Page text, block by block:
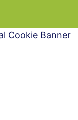
Cookie Banner